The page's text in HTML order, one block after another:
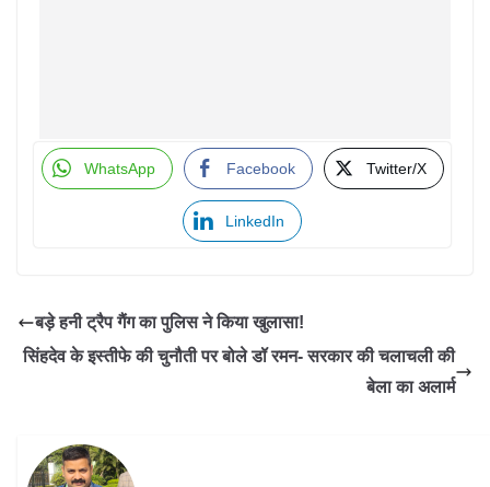
WhatsApp Facebook Twitter/X
LinkedIn
बड़े हनी ट्रैप गैंग का पुलिस ने किया खुलासा!
सिंहदेव के इस्तीफे की चुनौती पर बोले डॉ रमन- सरकार की चलाचली की
बेला का अलार्म